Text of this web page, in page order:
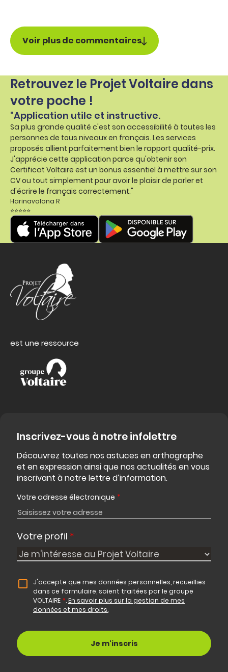
Voir plus de commentaires
Retrouvez le Projet Voltaire dans
votre poche !
"Application utile et instructive.
Sa plus grande qualité c'est son accessibilité à toutes les
personnes de tous niveaux en français. Les services
proposés allient parfaitement bien le rapport qualité-prix.
J'apprécie cette application parce qu'obtenir son
Certificat Voltaire est un bonus essentiel à mettre sur son
CV ou tout simplement pour avoir le plaisir de parler et
d'écrire le français correctement."
Harinavalona R
⭐⭐⭐⭐⭐
est une ressource
Inscrivez-vous à notre infolettre
Découvrez toutes nos astuces en orthographe
et en expression ainsi que nos actualités en vous
inscrivant à notre lettre d’information.
Votre adresse électronique *
Votre profil *
J'accepte que mes données personnelles, recueillies
dans ce formulaire, soient traitées par le groupe
VOLTAIRE *.En savoir plus sur la gestion de mes
données et mes droits.